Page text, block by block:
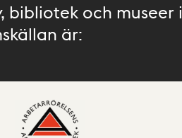
bibliotek och museer i
är: